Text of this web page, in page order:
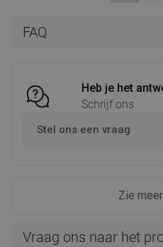
FAQ
Heb je het
Schrijf ons
Stel ons een vraag
Zie
Vraag ons naar het